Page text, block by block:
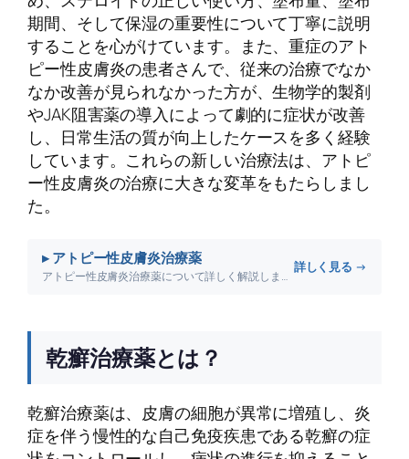
期間、そして保湿の重要性について丁寧に説明
することを心がけています。また、重症のアト
ピー性皮膚炎の患者さんで、従来の治療でなか
なか改善が見られなかった方が、生物学的製剤
やJAK阻害薬の導入によって劇的に症状が改善
し、日常生活の質が向上したケースを多く経験
しています。これらの新しい治療法は、アトピ
ー性皮膚炎の治療に大きな変革をもたらしまし
た。
▸ アトピー性皮膚炎治療薬
アトピー性皮膚炎治療薬について詳しく解説します。
詳しく見る →
乾癬治療薬とは？
乾癬治療薬は、皮膚の細胞が異常に増殖し、炎
症を伴う慢性的な自己免疫疾患である乾癬の症